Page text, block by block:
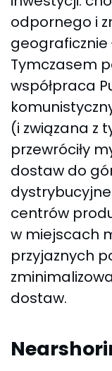
odpornego i
geograficznie
Tymczasem
współpraca
(i związana z
przewróciły
dostaw do
centrów
w miejscach
przyjaznych
dostaw.